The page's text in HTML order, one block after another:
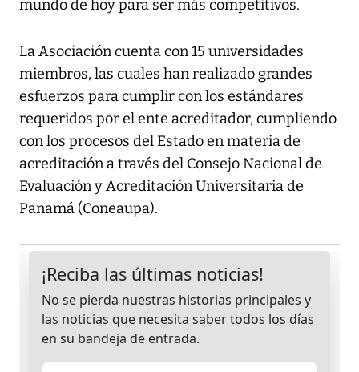
mundo de hoy para ser más competitivos.
La Asociación cuenta con 15 universidades
miembros, las cuales han realizado grandes
esfuerzos para cumplir con los estándares
requeridos por el ente acreditador, cumpliendo
con los procesos del Estado en materia de
acreditación a través del Consejo Nacional de
Evaluación y Acreditación Universitaria de
Panamá (Coneaupa).